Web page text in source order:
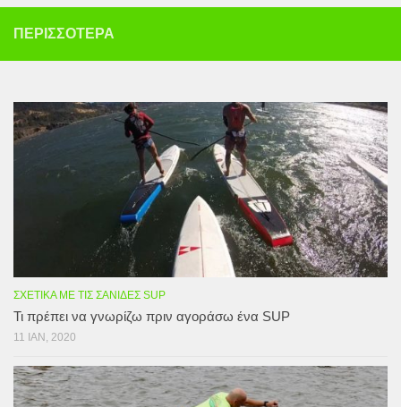
ΠΕΡΙΣΣΌΤΕΡΑ
ΣΧΕΤΙΚΆ ΜΕ ΤΙΣ ΣΑΝΊΔΕΣ SUP
Τι πρέπει να γνωρίζω πριν αγοράσω ένα SUP
11 ΙΑΝ, 2020